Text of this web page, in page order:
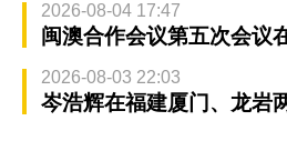
2026-08-04 17:47
闽澳合作会议第五次会议
2026-08-03 22:03
岑浩辉在福建厦门、龙岩